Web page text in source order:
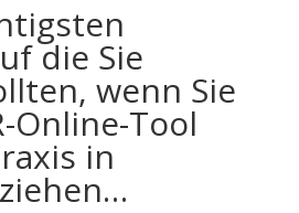
die Sie
wenn Sie
Online-Tool
in